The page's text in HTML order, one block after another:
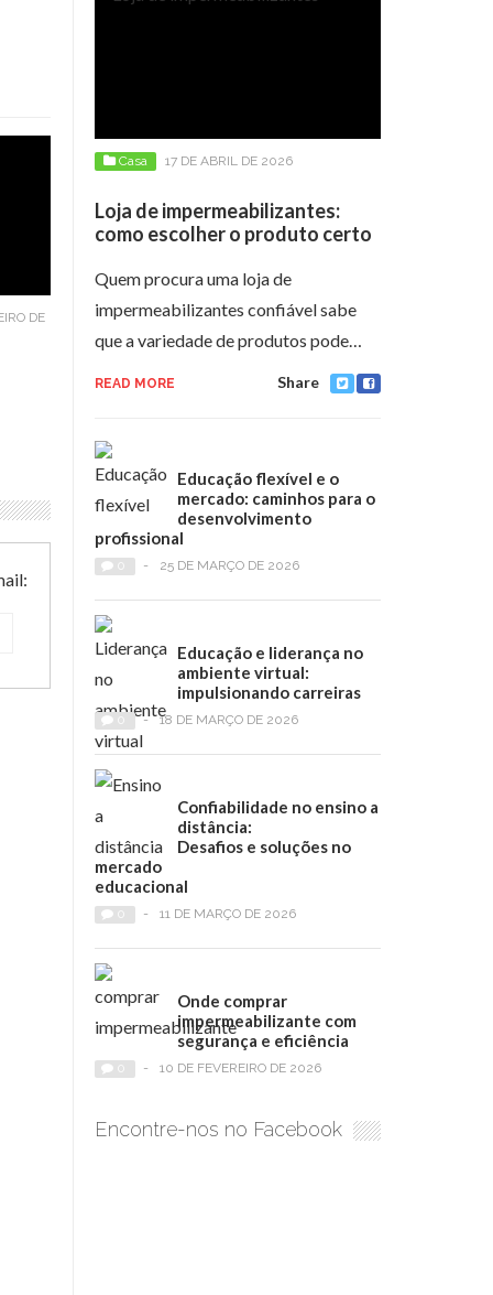
DE
Casa 17 DE ABRIL DE 2026
Loja de impermeabilizantes:
como escolher o produto certo
Quem procura uma loja de
impermeabilizantes confiável sabe
que a variedade de produtos pode…
READ MORE Share
Educação flexível e o
mercado: caminhos para o
desenvolvimento
profissional
- 25 DE MARÇO DE 2026
Educação e liderança no
ambiente virtual:
impulsionando carreiras
- 18 DE MARÇO DE 2026
Confiabilidade no ensino a
distância:
Desafios e soluções no
mercado
educacional
- 11 DE MARÇO DE 2026
Onde comprar
impermeabilizante com
segurança e eficiência
- 10 DE FEVEREIRO DE 2026
Encontre-nos no Facebook